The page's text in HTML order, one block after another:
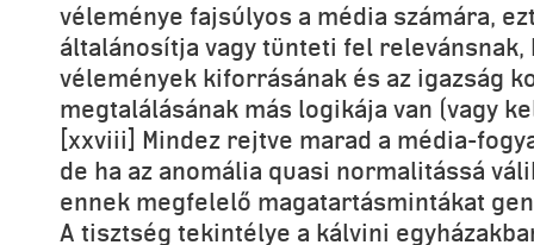
véleménye fajsúlyos a média számára,
általánosítja vagy tünteti fel relevánsnak,
vélemények kiforrásának és az igazság
megtalálásának más logikája van (vagy
[xxviii] Mindez rejtve marad a média-
de ha az anomália quasi normalitássá
ennek megfelelő magatartásmintákat
A tisztség tekintélye a kálvini